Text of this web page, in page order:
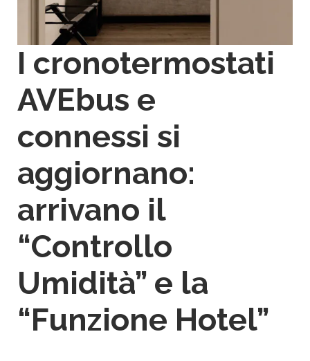
I cronotermostati
AVEbus e
connessi si
aggiornano:
arrivano il
“Controllo
Umidità” e la
“Funzione Hotel”